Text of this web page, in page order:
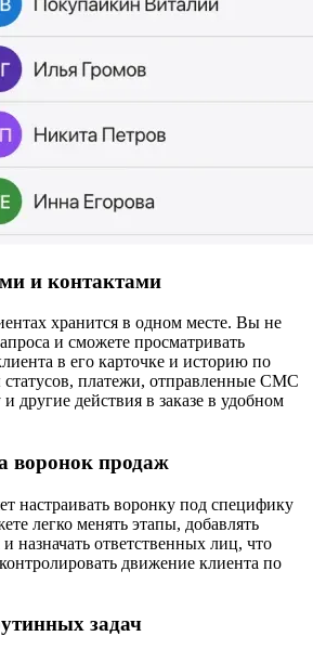
и контактами
хранится в одном месте. Вы не
и сможете просматривать
в его карточке и историю по
платежи, отправленные СМС
другие действия в заказе в удобном
воронок продаж
настраивать воронку под специфику
легко менять этапы, добавлять
назначать ответственных лиц, что
движение клиента по
задач